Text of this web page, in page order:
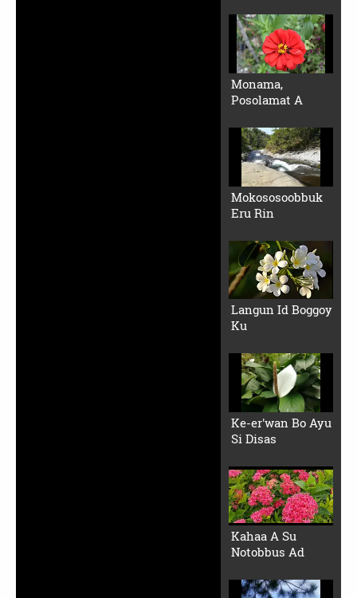
Monama,
Posolamat A
Mokososoobbuk
Eru Rin
Langun Id Boggoy
Ku
Ke-er'wan Bo Ayu
Si Disas
Kahaa A Su
Notobbus Ad